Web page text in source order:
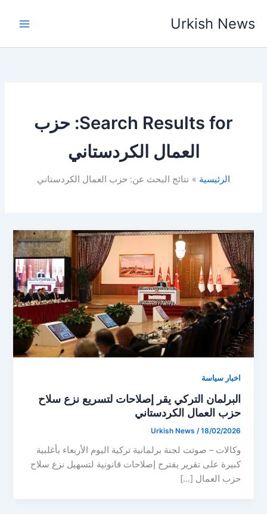
Urkish News
Search Results for: حزب
العمال الكردستاني
الرئيسية نتائج البحث عن: حزب العمال الكردستاني
اخبار سياسة
البرلمان التركي يقر إصلاحات لتسريع نزع سلاح
حزب العمال الكردستاني
Urkish News /18/02/2026
وكالات – صوتت لجنة برلمانية تركية اليوم الأربعاء بأغلبية
كبيرة على تقرير يقترح إصلاحات قانونية لتسهيل نزع سلاح
حزب العمال […]